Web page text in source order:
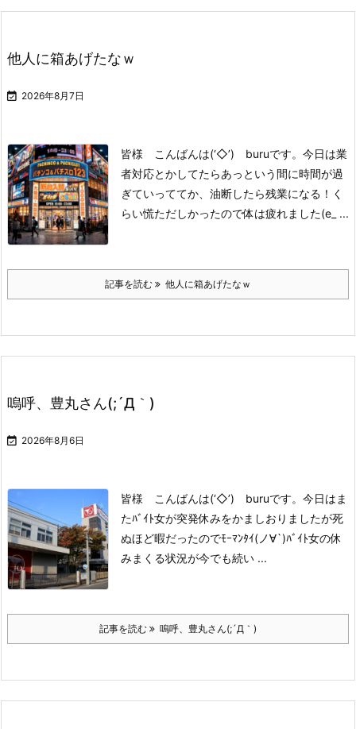
他人に箱あげたなｗ
 2026年8月7日
皆様 こんばんは(‘◇’)ゞburuです。 今日は業
者対応とかしてたらあっという間に時間が過
ぎていっててか、油断したら残業になる！ く
らい慌ただしかったので体は疲れました(e_ ...
記事を読む 他人に箱あげたなｗ
嗚呼、豊丸さん(;´Д｀)
 2026年8月6日
皆様 こんばんは(‘◇’)ゞburuです。 今日はま
たﾊﾞｲﾄ女が突発休みをかましおりましたが死
ぬほど暇だったのでﾓｰﾏﾝﾀｲ(ノ∀`)ﾊﾞｲﾄ女の休
みまくる状況が今でも続い ...
記事を読む 嗚呼、豊丸さん(;´Д｀)